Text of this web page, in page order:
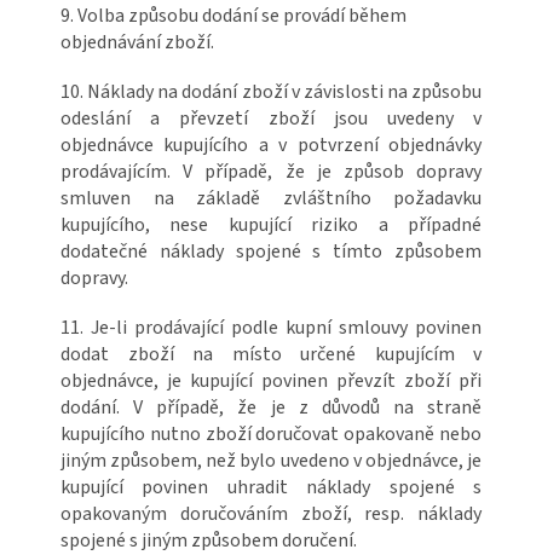
9. Volba způsobu dodání se provádí během
objednávání zboží.
10. Náklady na dodání zboží v závislosti na způsobu
odeslání a převzetí zboží jsou uvedeny v
objednávce kupujícího a v potvrzení objednávky
prodávajícím. V případě, že je způsob dopravy
smluven na základě zvláštního požadavku
kupujícího, nese kupující riziko a případné
dodatečné náklady spojené s tímto způsobem
dopravy.
11. Je-li prodávající podle kupní smlouvy povinen
dodat zboží na místo určené kupujícím v
objednávce, je kupující povinen převzít zboží při
dodání. V případě, že je z důvodů na straně
kupujícího nutno zboží doručovat opakovaně nebo
jiným způsobem, než bylo uvedeno v objednávce, je
kupující povinen uhradit náklady spojené s
opakovaným doručováním zboží, resp. náklady
spojené s jiným způsobem doručení.